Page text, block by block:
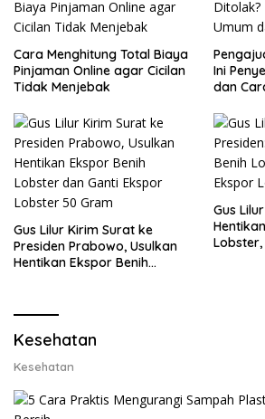
Cara Menghitung Total Biaya
Pinjaman Online agar Cicilan
Tidak Menjebak
Ini
dan
Gus Lilur Kirim Surat ke
Presiden Prabowo, Usulkan
Hentikan Ekspor Benih
Gus
Kesehatan
Kesehatan